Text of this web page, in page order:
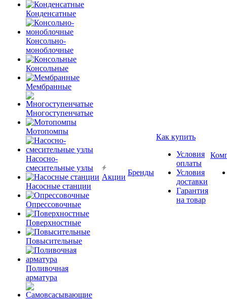
Конденсатные
Консольно-
моноблочные
Консольные
Мембранные
Многоступенчатые
Мотопомпы
Насосно-
смесительные узлы
Насосные станции
Опрессовочные
Поверхностные
Повысительные
Поливочная
арматура
Акции
Бренды
Как купить
Условия
оплаты
Условия
доставки
Гарантия
на товар